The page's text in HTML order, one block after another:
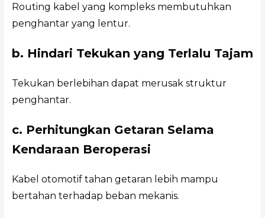
Routing kabel yang kompleks membutuhkan
penghantar yang lentur.
b. Hindari Tekukan yang Terlalu Tajam
Tekukan berlebihan dapat merusak struktur
penghantar.
c. Perhitungkan Getaran Selama
Kendaraan Beroperasi
Kabel otomotif tahan getaran lebih mampu
bertahan terhadap beban mekanis.